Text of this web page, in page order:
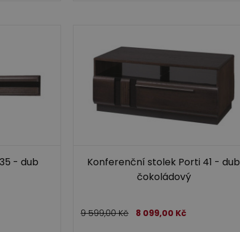
- dub
Konferenční stolek Porti 41 - dub
čokoládový
9 599,00Kč 8 099,00 Kč